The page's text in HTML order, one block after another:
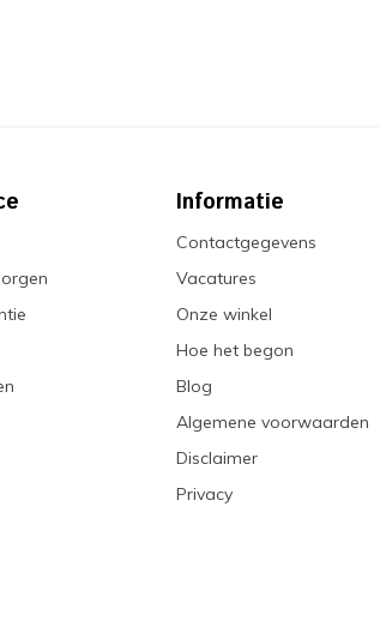
Informatie
Contactgegevens
Vacatures
Onze winkel
Hoe het begon
Blog
Algemene voorwaarden
Disclaimer
Privacy